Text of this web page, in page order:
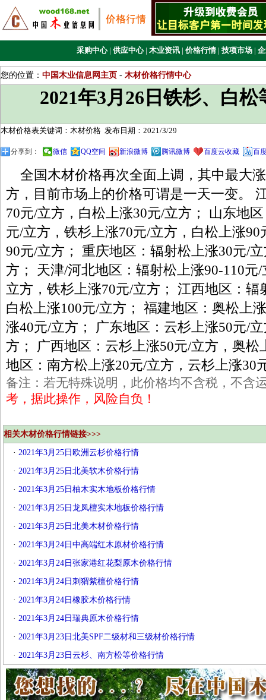
采购中心 | 供应中心 | 木业资讯 | 价格行情 | 技项市场 |
您的位置： 中国木业信息网主页 - 木材价格行情中心
2021年3月26日铁杉、白
木材价格表关键词：木材价格 发布日期：2021/3/29
分享到： 微信 QQ空间 新浪微博 腾讯微博 百度云收藏 百
全国木材价格再次全面上调，其中最大
方，目前市场上的价格可谓是一天一变。
70元/立方，白松上涨30元/立方； 山东地
元/立方，铁杉上涨70元/立方，白松上涨
90元/立方； 重庆地区：辐射松上涨30元/
方； 天津/河北地区：辐射松上涨90-110元
立方，铁杉上涨70元/立方； 江西地区：辐
白松上涨100元/立方； 福建地区：奥松上
涨40元/立方； 广东地区：云杉上涨50元/
方； 广西地区：云杉上涨50元/立方，奥松
地区：南方松上涨20元/立方，云杉上涨30
备注：若无特殊说明，此价格均不含税，不含
考，据此操作，风险自负！
相关木材价格行情链接>>>
· 2021年3月25日欧洲云杉价格行情
· 2021年3月25日北美软木价格行情
· 2021年3月25日柚木实木地板价格行情
· 2021年3月25日龙凤檀实木地板价格行情
· 2021年3月25日北美木材价格行情
· 2021年3月24日中高端红木原材价格行情
· 2021年3月24日张家港红花梨原木价格行情
· 2021年3月24日刺猬紫檀价格行情
· 2021年3月24日橡胶木价格行情
· 2021年3月24日瑞典原木价格行情
· 2021年3月23日北美SPF二级材和三级材价格行情
· 2021年3月23日云杉、南方松等价格行情